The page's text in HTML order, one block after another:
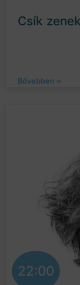
Csík
Bővebben »
22:00